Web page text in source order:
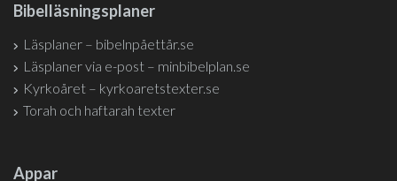
Bibelläsningsplaner
Läsplaner – bibelnpåettår.se
Läsplaner via e-post – minbibelplan.se
Kyrkoåret – kyrkoaretstexter.se
Torah och haftarah texter
Appar